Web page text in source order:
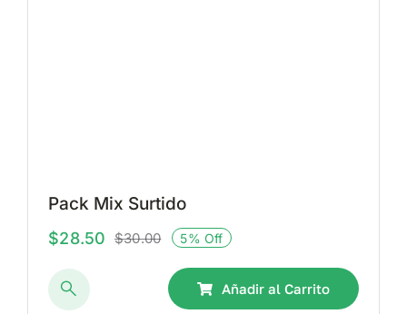
Pack Mix Surtido
$30.00El
precio
original
era:
$28.50
El
precio
actual
es:
5% Off
Añadir al Carrito